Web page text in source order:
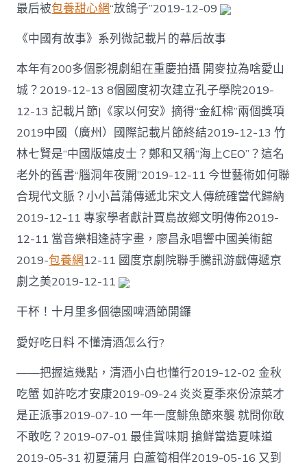
最后被包養甜心網“放鴿子”2019-12-09
《中國有故事》系列微記載片的幕后故事
本年有200多個影視劇組在重慶拍攝 開麥拉為啥愛山
城？2019-12-13 8個國度初次建立孔子學院2019-
12-13 記載片節|《家以何安》摘得“金紅棉”兩個獎項
2019中國（廣州）國際記載片節終結2019-12-13 竹
林七賢是“中國版嬉皮士？鄭和又稱“海上CEO”？這名
老外的舊書“腦洞年夜開”2019-12-11 今世藝術如何聯
合現代文脈？小小菖蒲傳遞北宋文人傳統確當代歸納
2019-12-11 專家學者獻計賈島故鄉文明傳佈2019-
12-11 當音樂相逢詩字畫，廖昌永唱響中國美術館
2019-包養網12-11 國度京劇院聯手騰訊游戲傳遞京
劇之美2019-12-11
干杯！十月里多個德國啤酒節開鑼
愛好吃日料 不懂清酒怎么行?
——把握這幾點，清酒小白也懂行2019-12-02 金秋
吃蟹 如許吃才安康2019-09-24 炎炎夏季來份涼菜才
是正派事2019-07-10 一年一度鯡魚節來襲 就問你敢
不敢吃？2019-07-01 最佳賞味期 搶鮮當造夏味道
2019-05-31 初夏蒲月 白蘆筍相伴2019-05-16 又到